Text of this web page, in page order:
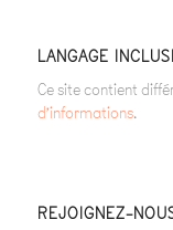
LANGAGE
Ce site contient
d’informations.
REJOIGNEZ-